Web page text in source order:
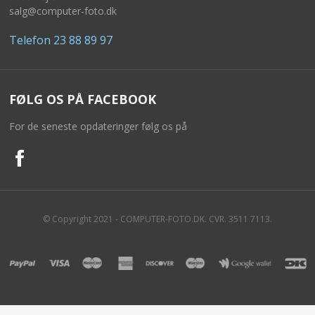
TABLETS & SMARTPHONES/WATCHES
KABLER
KIKKERTER
BRUGT UDSTYR
LEVERING - INSTALL.
BATTERIER
DRONER & TILBEHØR
salg@computer-foto.dk
Telefon 23 88 89 97
FØLG OS PÅ FACEBOOK
For de seneste opdateringer følg os på
© Copyright 2021 - COMPUTER-FOTO.DK. CVR. 3511 7113.